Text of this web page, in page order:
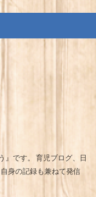
』です。 育児ブログ、日
身の記録も兼ねて発信